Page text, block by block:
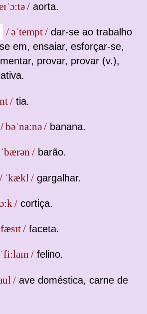
/ aorta.
/ əˈtempt / dar‐se ao trabalho
em, ensaiar, esforçar‐se,
provar, provar (v.),
/ tia.
/ bəˈna:nə / banana.
/ barão.
/ ˈkækl / gargalhar.
/ cortiça.
/ faceta.
/ felino.
/ ave doméstica, carne de